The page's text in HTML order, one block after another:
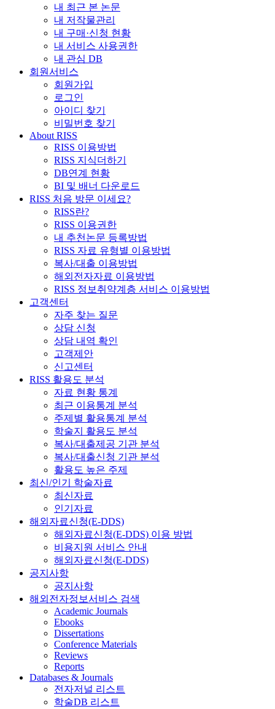
내 최근 본 논문
내 저작물관리
내 구매·신청 현황
내 서비스 사용권한
내 관심 DB
회원서비스
회원가입
로그인
아이디 찾기
비밀번호 찾기
About RISS
RISS 이용방법
RISS 지식더하기
DB연계 현황
BI 및 배너 다운로드
RISS 처음 방문 이세요?
RISS란?
RISS 이용권한
내 추천논문 등록방법
RISS 자료 유형별 이용방법
복사/대출 이용방법
해외전자자료 이용방법
RISS 정보취약계층 서비스 이용방법
고객센터
자주 찾는 질문
상담 신청
상담 내역 확인
고객제안
신고센터
RISS 활용도 분석
자료 현황 통계
최근 이용통계 분석
주제별 활용통계 분석
학술지 활용도 분석
복사/대출제공 기관 분석
복사/대출신청 기관 분석
활용도 높은 주제
최신/인기 학술자료
최신자료
인기자료
해외자료신청(E-DDS)
해외자료신청(E-DDS) 이용 방법
비용지원 서비스 안내
해외자료신청(E-DDS)
공지사항
공지사항
해외전자정보서비스 검색
Academic Journals
Ebooks
Dissertations
Conference Materials
Reviews
Reports
Databases & Journals
전자저널 리스트
학술DB 리스트